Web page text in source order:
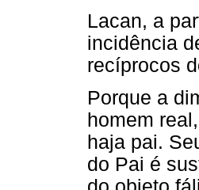
Lacan, a
incidência
recíprocos
Porque a
homem
haja pai.
do Pai é